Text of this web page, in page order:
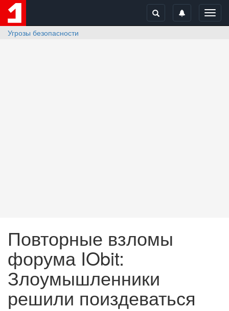
Угрозы безопасности
Повторные взломы
форума IObit:
Злоумышленники
решили поиздеваться